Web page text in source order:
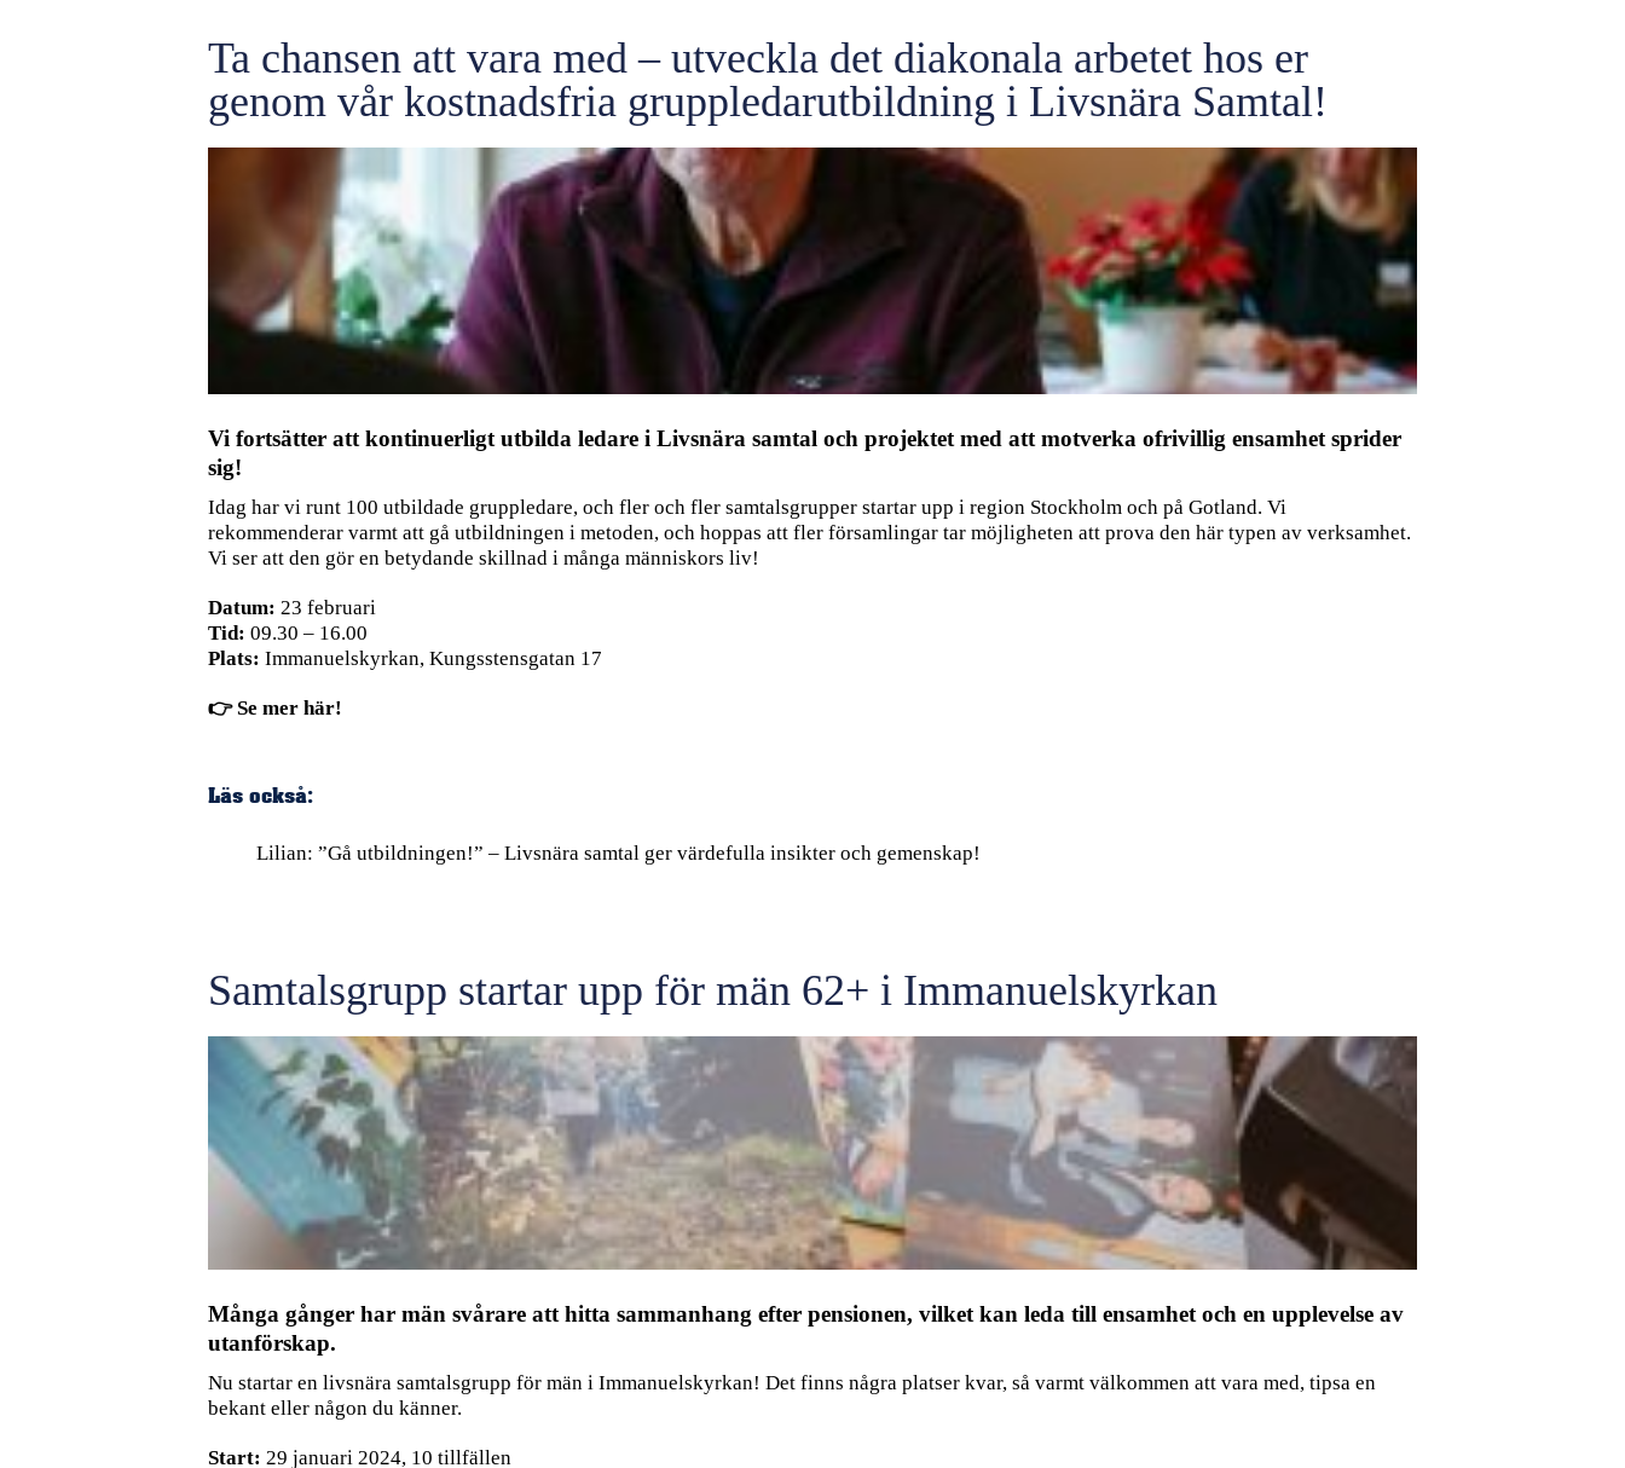
Ta chansen att vara med – utveckla det diakonala arbetet hos er
genom vår kostnadsfria gruppledarutbildning i Livsnära Samtal!
Vi fortsätter att kontinuerligt utbilda ledare i Livsnära samtal och projektet med att motverka ofrivillig ensamhet sprider
sig!
Idag har vi runt 100 utbildade gruppledare, och fler och fler samtalsgrupper startar upp i region Stockholm och på Gotland. Vi
rekommenderar varmt att gå utbildningen i metoden, och hoppas att fler församlingar tar möjligheten att prova den här typen av verksamhet.
Vi ser att den gör en betydande skillnad i många människors liv!
Datum: 23 februari
Tid: 09.30 – 16.00
Plats: Immanuelskyrkan, Kungsstensgatan 17
👉Se mer här!
Läs också:
Lilian: ”Gå utbildningen!” – Livsnära samtal ger värdefulla insikter och gemenskap!
Samtalsgrupp startar upp för män 62+ i Immanuelskyrkan
Många gånger har män svårare att hitta sammanhang efter pensionen, vilket kan leda till ensamhet och en upplevelse av
utanförskap.
Nu startar en livsnära samtalsgrupp för män i Immanuelskyrkan! Det finns några platser kvar, så varmt välkommen att vara med, tipsa en
bekant eller någon du känner.
Start: 29 januari 2024, 10 tillfällen